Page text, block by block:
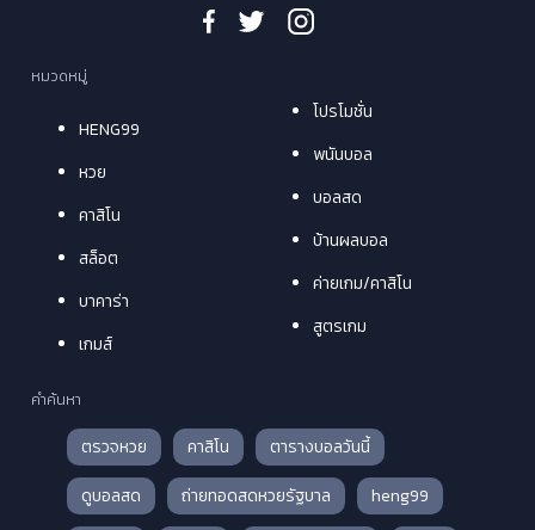
หมวดหมู่
HENG99
หวย
คาสิโน
สล็อต
บาคาร่า
เกมส์
โปรโมชั่น
พนันบอล
บอลสด
บ้านผลบอล
ค่ายเกม/คาสิโน
สูตรเกม
คำค้นหา
ตรวจหวย คาสิโน
ตารางบอลวันนี้
ดูบอลสด
ถ่ายทอดสดหวยรัฐบาล heng99